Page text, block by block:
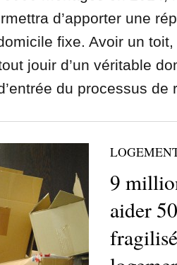
d’apporter une
fixe. Avoir un
jouir d’un véritable
du processus de
9
aider